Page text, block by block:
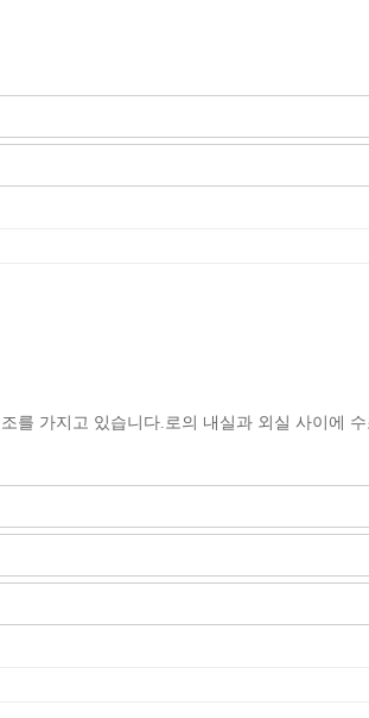
를 가지고 있습니다.로의 내실과 외실 사이에